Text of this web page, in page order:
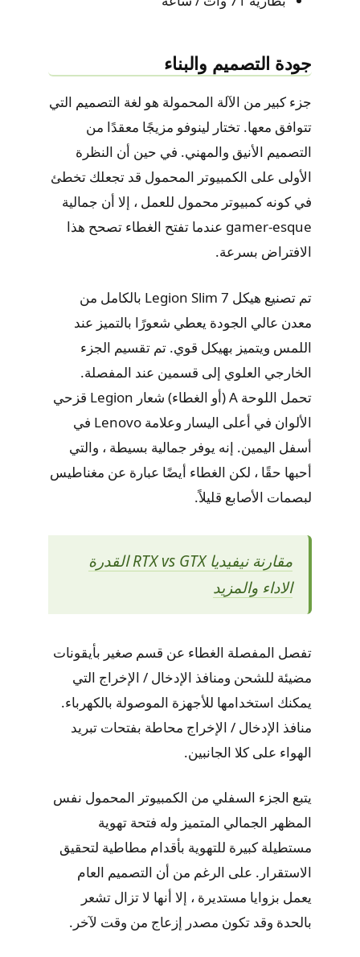
جودة التصميم والبناء
جزء كبير من الآلة المحمولة هو لغة التصميم التي
تتوافق معها. تختار لينوفو مزيجًا معقدًا من
التصميم الأنيق والمهني. في حين أن النظرة
الأولى على الكمبيوتر المحمول قد تجعلك تخطئ
في كونه كمبيوتر محمول للعمل ، إلا أن جمالية
gamer-esque عندما تفتح الغطاء تصحح هذا
الافتراض بسرعة.
تم تصنيع هيكل Legion Slim 7 بالكامل من
معدن عالي الجودة يعطي شعورًا بالتميز عند
اللمس ويتميز بهيكل قوي. تم تقسيم الجزء
الخارجي العلوي إلى قسمين عند المفصلة.
تحمل اللوحة A (أو الغطاء) شعار Legion قزحي
الألوان في أعلى اليسار وعلامة Lenovo في
أسفل اليمين. إنه يوفر جمالية بسيطة ، والتي
أحبها حقًا ، لكن الغطاء أيضًا عبارة عن مغناطيس
لبصمات الأصابع قليلاً.
مقارنة نيفيديا RTX vs GTX القدرة
الاداء والمزيد
تفصل المفصلة الغطاء عن قسم صغير بأيقونات
مضيئة للشحن ومنافذ الإدخال / الإخراج التي
يمكنك استخدامها للأجهزة الموصولة بالكهرباء.
منافذ الإدخال / الإخراج محاطة بفتحات تبريد
الهواء على كلا الجانبين.
يتبع الجزء السفلي من الكمبيوتر المحمول نفس
المظهر الجمالي المتميز وله فتحة تهوية
مستطيلة كبيرة للتهوية بأقدام مطاطية لتحقيق
الاستقرار. على الرغم من أن التصميم العام
يعمل بزوايا مستديرة ، إلا أنها لا تزال تشعر
بالحدة وقد تكون مصدر إزعاج من وقت لآخر.